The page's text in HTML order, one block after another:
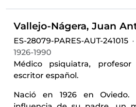
ES-28079-PARES-AUT-241015 ·
1926-1990
Médico psiquiatra,
escritor español.
Nació en 1926 en Oviedo.